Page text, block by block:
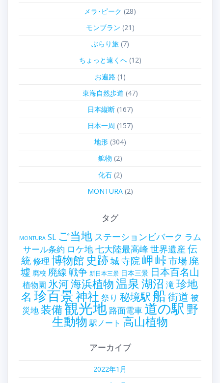
メラ･ピーク (28)
モンブラン (21)
ぶらり旅(7)
ちょっと遠くへ(12)
お遍路 (1)
東海自然歩道 (47)
日本縦断(167)
日本一周 (157)
地形(304)
鉱物 (2)
化石(2)
MONTURA(2)
タグ
MONTURA SL ご当地 ステーションビバーク ラム
サール条約 ロケ地七大陸最高峰 世界遺産 伝
統修理 博物館 史跡城寺院岬峠市場廃
墟 廃校 廃線戦争 新日本三景 日本三景 日本百名山
植物園 氷河海浜植物温泉湖沼 滝珍地
名 珍百景神社 祭り 秘境駅 船街道 被
災地装備観光地 路面電車道の駅野
生動物 駅ノート 高山植物
アーカイブ
2022年1月